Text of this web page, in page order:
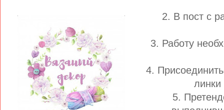
2. В пост с
3. Работу
4.
линки
5.